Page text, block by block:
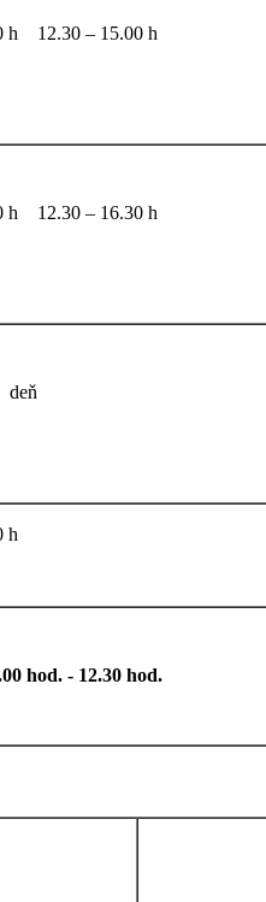
h 12.30 – 15.00 h
h 12.30 – 16.30 h
deň
h
hod. - 12.30 hod.